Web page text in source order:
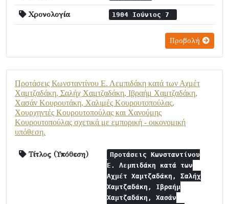
Χρονολογία 1904 Ιούνιος 7
Προβολή
Προτάσεις Κωνσταντίνου Ε. Λεμπιδάκη κατά των Αχμέτ
Χαμτζαδάκη, Σαλήχ Χαμτζαδάκη, Ιβραήμ Χαμτζαδάκη,
Χασάν Κουρουτάκη, Χαλιμές Κουρουτοπούλας,
Χουρχηντές Κουρουτοπούλας και Χανούμης
Κουρουτοπούλας σχετικά με εμπορική - οικονομική
υπόθεση.
Τίτλος (Υπόθεση)
Προτάσεις Κωνσταντίνου
Ε. Λεμπιδάκη κατά των
Αχμέτ Χαμτζαδάκη, Σαλήχ
Χαμτζαδάκη, Ιβραήμ
Χαμτζαδάκη, Χασάν